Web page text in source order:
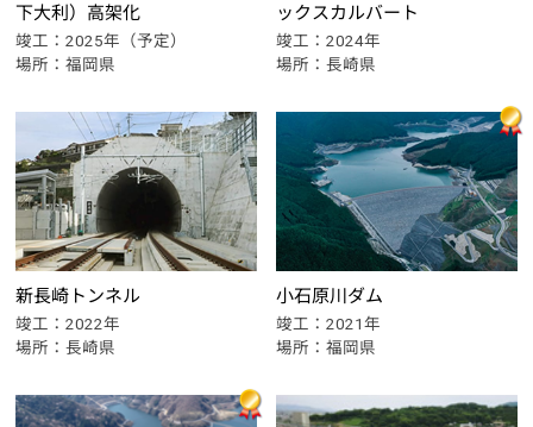
下大利）高架化
竣工：2025年（予定）
場所：福岡県
ックスカルバート
竣工：2024年
場所：長崎県
新長崎トンネル
竣工：2022年
場所：長崎県
小石原川ダム
竣工：2021年
場所：福岡県